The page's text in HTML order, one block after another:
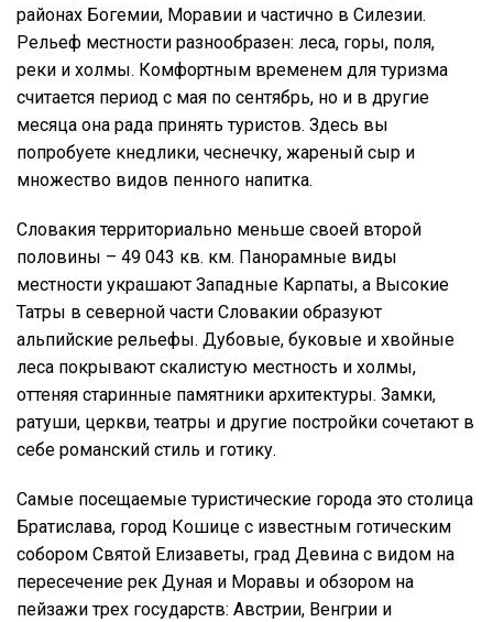
районах Богемии, Моравии и частично в Силезии.
Рельеф местности разнообразен: леса, горы, поля,
реки и холмы. Комфортным временем для туризма
считается период с мая по сентябрь, но и в другие
месяца она рада принять туристов. Здесь вы
попробуете кнедлики, чеснечку, жареный сыр и
множество видов пенного напитка.
Словакия территориально меньше своей второй
половины – 49 043 кв. км. Панорамные виды
местности украшают Западные Карпаты, а Высокие
Татры в северной части Словакии образуют
альпийские рельефы. Дубовые, буковые и хвойные
леса покрывают скалистую местность и холмы,
оттеняя старинные памятники архитектуры. Замки,
ратуши, церкви, театры и другие постройки сочетают в
себе романский стиль и готику.
Самые посещаемые туристические города это столица
Братислава, город Кошице с известным готическим
собором Святой Елизаветы, град Девина с видом на
пересечение рек Дуная и Моравы и обзором на
пейзажи трех государств: Австрии, Венгрии и